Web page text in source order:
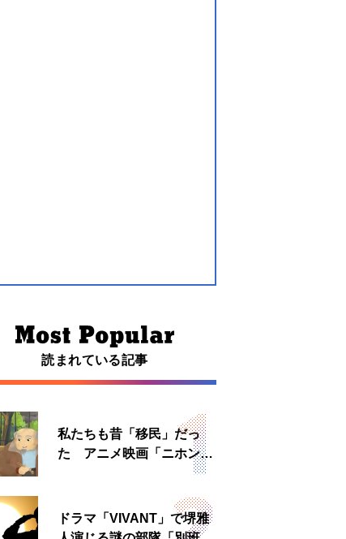
読まれている記事
私たちも昔「移民」だっ
た アニメ映画「ニホンジ
ドラマ「VIVANT」で堺雅